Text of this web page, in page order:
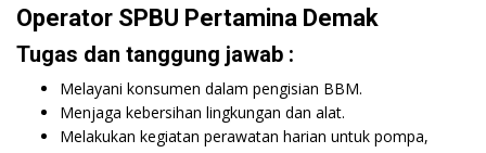
Operator SPBU Pertamina Demak
Tugas dan tanggung jawab :
Melayani konsumen dalam pengisian BBM.
Menjaga kebersihan lingkungan dan alat.
Melakukan kegiatan perawatan harian untuk pompa,